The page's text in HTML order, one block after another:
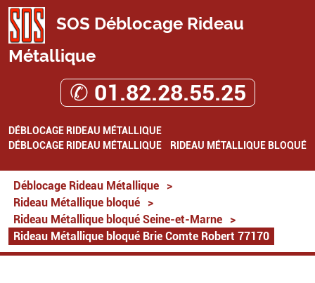
SOS Déblocage Rideau
Métallique
✆ 01.82.28.55.25
DÉBLOCAGE RIDEAU MÉTALLIQUE
DÉBLOCAGE RIDEAU MÉTALLIQUE
RIDEAU MÉTALLIQUE BLOQUÉ
Déblocage Rideau Métallique
>
Rideau Métallique bloqué
>
Rideau Métallique bloqué Seine-et-Marne
>
Rideau Métallique bloqué Brie Comte Robert 77170